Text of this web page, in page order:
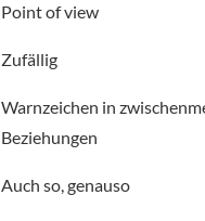
Point of view
Zufällig
Warnzeichen in
Beziehungen
Auch so, genauso